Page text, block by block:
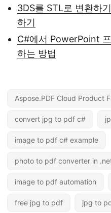
3DS를 STL로 변환하
하기
C#에서 PowerPoint
하는 방법
Aspose.PDF Cloud Product
convert jpg to pdf c#
image to pdf c# example
photo to pdf converter in
image to pdf automation
free jpg to pdf jpg to